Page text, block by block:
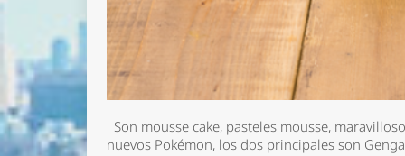
Son mousse cake, pasteles mousse,
nuevos Pokémon, los dos principales son